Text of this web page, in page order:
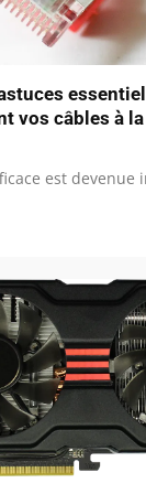
vos câbles à
est devenue